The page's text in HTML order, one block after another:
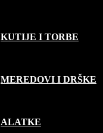
KUTIJE I TORBE
MEREDOVI I DRŠKE
ALATKE